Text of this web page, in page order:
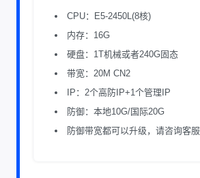
CPU：E5-2450L(8核)
内存：16G
硬盘：1T机械或者240G固态
带宽：20M CN2
IP：2个高防IP+1个管理IP
防御：本地10G/国际20G
防御带宽都可以升级，请咨询客服